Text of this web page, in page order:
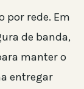
por rede. Em
de banda,
manter o
entregar